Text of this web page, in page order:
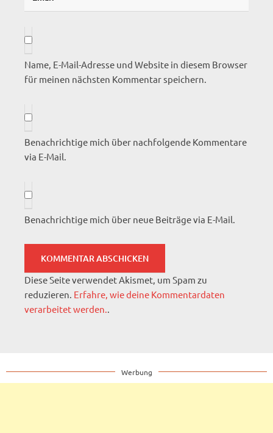
Name, E-Mail-Adresse und Website in diesem Browser
für meinen nächsten Kommentar speichern.
Benachrichtige mich über nachfolgende Kommentare
via E-Mail.
Benachrichtige mich über neue Beiträge via E-Mail.
Diese Seite verwendet Akismet, um Spam zu
reduzieren. Erfahre, wie deine Kommentardaten
verarbeitet werden..
Werbung